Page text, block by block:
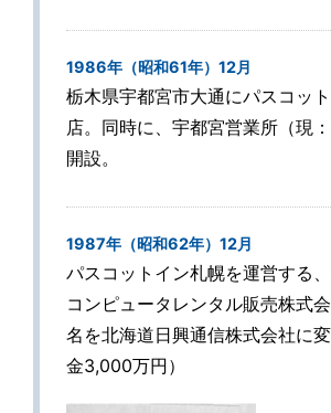
1986年（昭和61年）12月
栃木県宇都宮市大通にパスコッ
店。同時に、宇都宮営業所（現
開設。
1987年（昭和62年）12月
パスコットイン札幌を運営する
コンピュータレンタル販売株式
名を北海道日興通信株式会社に
金3,000万円）